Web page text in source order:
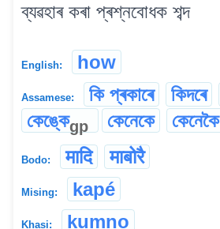
ব্যৱহাৰ কৰা প্ৰশ্নবোধক শব্দ
English: how
Assamese: কি প্ৰকাৰে কিদৰে
কেঙ্কেgp কেনেকে কেনেকৈ
Bodo: मादि माबोरै
Mising: kapé
Khasi: kumno